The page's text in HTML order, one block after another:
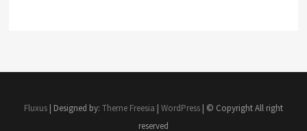
Fluxus| Designed by: Theme Freesia | WordPress| © Copyright All right
reserved